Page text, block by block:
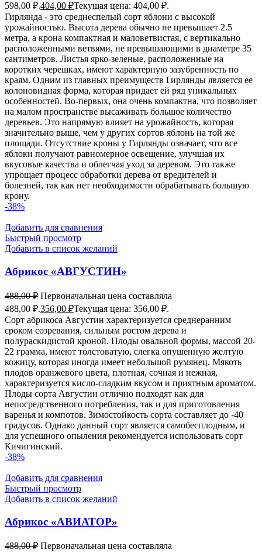
598,00 ₽.404,00 ₽Текущая цена: 404,00 ₽.
Гирлянда - это среднеспелый сорт яблони с высокой
урожайностью. Высота дерева обычно не превышает 2.5
метра, а крона компактная и маловетвистая, с вертикально
расположенными ветвями, не превышающими в диаметре 35
сантиметров. Листья ярко-зеленые, расположенные на
коротких черешках, имеют характерную зазубренность по
краям. Одним из главных преимуществ Гирлянды является ее
колоновидная форма, которая придает ей ряд уникальных
особенностей. Во-первых, она очень компактна, что позволяет
на малом пространстве высаживать большое количество
деревьев. Это напрямую влияет на урожайность, которая
значительно выше, чем у других сортов яблонь на той же
площади. Отсутствие кроны у Гирлянды означает, что все
яблоки получают равномерное освещение, улучшая их
вкусовые качества и облегчая уход за деревом. Это также
упрощает процесс обработки дерева от вредителей и
болезней, так как нет необходимости обрабатывать большую
крону.
-38%
Добавить для сравнения
Быстрый просмотр
Добавить в список желаний
Абрикос «АВГУСТИН»
488,00₽ Первоначальная цена составляла
488,00 ₽.356,00 ₽Текущая цена: 356,00 ₽.
Сорт абрикоса Августин характеризуется среднеранним
сроком созревания, сильным ростом дерева и
полураскидистой кроной. Плоды овальной формы, массой 20-
22 грамма, имеют толстоватую, слегка опушенную желтую
кожицу, которая иногда имеет небольшой румянец. Мякоть
плодов оранжевого цвета, плотная, сочная и нежная,
характеризуется кисло-сладким вкусом и приятным ароматом.
Плоды сорта Августин отлично подходят как для
непосредственного потребления, так и для приготовления
варенья и компотов. Зимостойкость сорта составляет до -40
градусов. Однако данный сорт является самобесплодным, и
для успешного опыления рекомендуется использовать сорт
Кичигинский.
-38%
Добавить для сравнения
Быстрый просмотр
Добавить в список желаний
Абрикос «АВИАТОР»
488,00₽ Первоначальная цена составляла